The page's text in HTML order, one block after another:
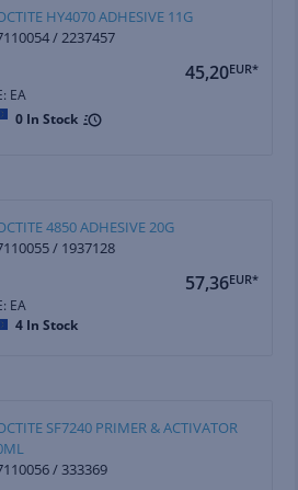
HY4070 ADHESIVE 11G
/ 2237457
45,20EUR*
EA
0 In Stock
4850 ADHESIVE 20G
/ 1937128
57,36EUR*
EA
4 In Stock
SF7240 PRIMER & ACTIVATOR
/ 333369